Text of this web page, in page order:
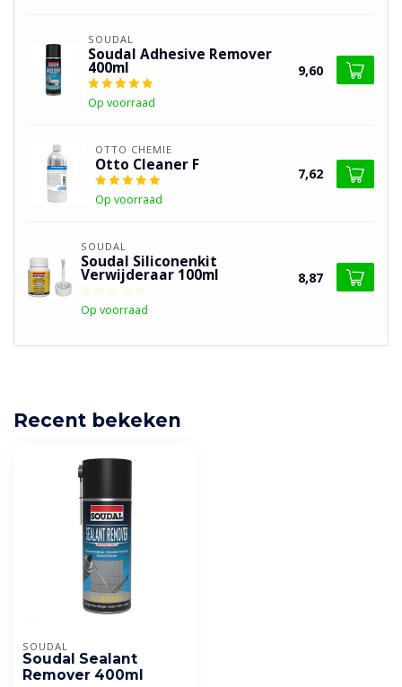
SOUDAL
Soudal Adhesive Remover
400ml
Op voorraad
9,60
OTTO CHEMIE
Otto Cleaner F
Op voorraad
7,62
SOUDAL
Soudal Siliconenkit
Verwijderaar 100ml
Op voorraad
8,87
Recent bekeken
SOUDAL
Soudal Sealant
Remover 400ml